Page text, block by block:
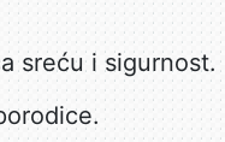
sreću i sigurnost.